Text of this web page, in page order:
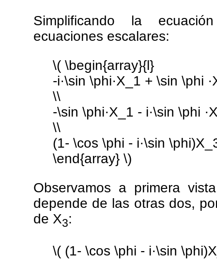
Simplificando la
ecuaciones escalares:
\( \begin{array}{l}
-i·\sin \phi·X_1 + \sin \phi
\\
-\sin \phi·X_1 - i·\sin \phi
\\
(1- \cos \phi - i·\sin
\end{array} \)
Observamos a primera
depende de las otras dos,
de X3:
\( (1- \cos \phi - i·\sin